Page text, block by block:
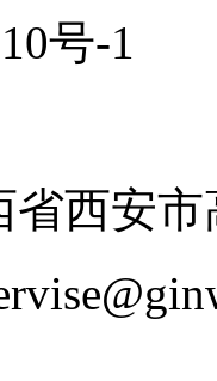
号-1
西安